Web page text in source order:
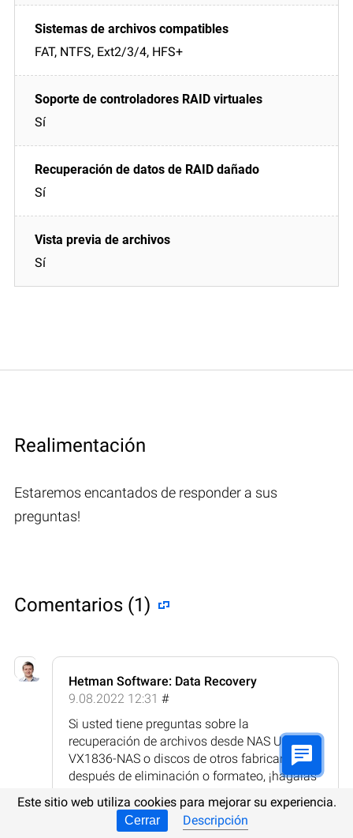
FAT, NTFS, Ext2/3/4, HFS+
Sí
Sí
Sí
Realimentación
Estaremos encantados de responder a sus
preguntas!
Comentarios (1)
Hetman Software: Data Recovery
9.08.2022 12:31 #
Si usted tiene preguntas sobre la
recuperación de archivos desde NAS Uniview
VX1836-NAS o discos de otros fabricantes,
después de eliminación o formateo, ¡hágalas
Respuesta
Este sitio web utiliza cookies para mejorar su experiencia.
Cerrar Descripción